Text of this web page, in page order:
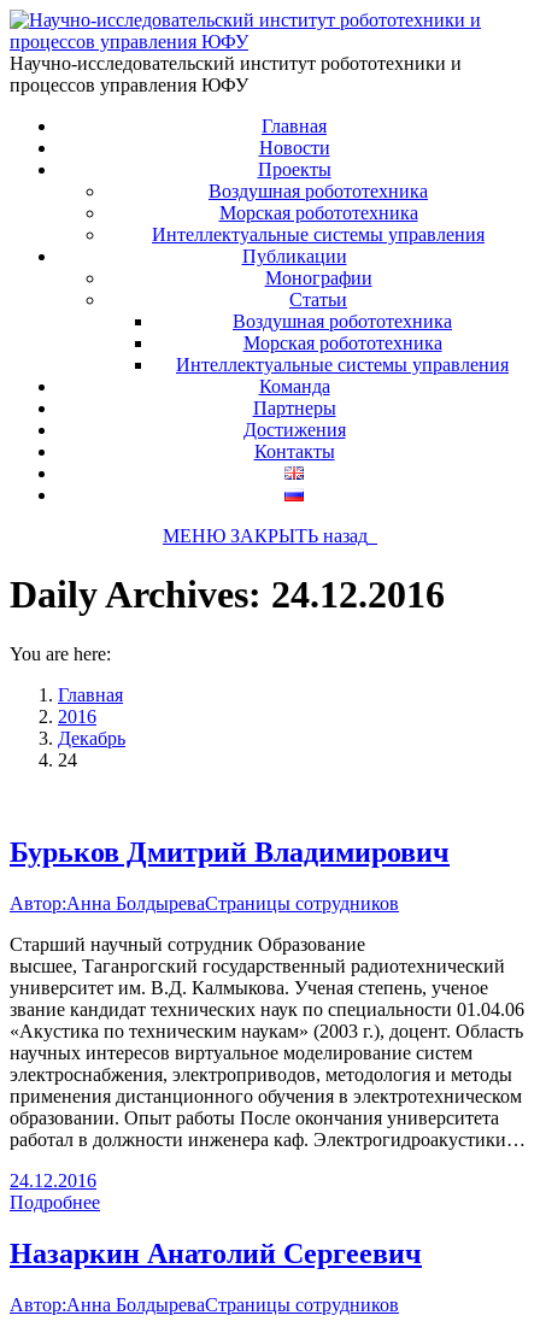
Научно-исследовательский институт робототехники и
процессов управления ЮФУ
Главная
Новости
Проекты
Воздушная робототехника
Морская робототехника
Интеллектуальные системы управления
Публикации
Монографии
Статьи
Воздушная робототехника
Морская робототехника
Интеллектуальные системы управления
Команда
Партнеры
Достижения
Контакты
МЕНЮ ЗАКРЫТЬ назад
Daily Archives: 24.12.2016
You are here:
Главная
2016
Декабрь
24
Бурьков Дмитрий Владимирович
Автор:Анна БолдыреваСтраницы сотрудников
Старший научный сотрудник Образование
высшее, Таганрогский государственный радиотехнический
университет им. В.Д. Калмыкова. Ученая степень, ученое
звание кандидат технических наук по специальности 01.04.06
«Акустика по техническим наукам» (2003 г.), доцент. Область
научных интересов виртуальное моделирование систем
электроснабжения, электроприводов, методология и методы
применения дистанционного обучения в электротехническом
образовании. Опыт работы После окончания университета
работал в должности инженера каф. Электрогидроакустики…
24.12.2016
Подробнее
Назаркин Анатолий Сергеевич
Автор:Анна БолдыреваСтраницы сотрудников